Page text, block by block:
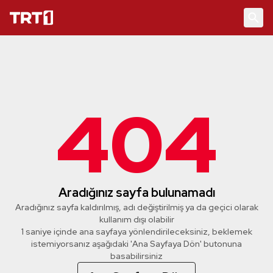
404
Aradığınız sayfa bulunamadı
Aradığınız sayfa kaldırılmış, adı değiştirilmiş ya da geçici olarak
kullanım dışı olabilir
1 saniye içinde ana sayfaya yönlendirileceksiniz, beklemek
istemiyorsanız aşağıdaki 'Ana Sayfaya Dön' butonuna
basabilirsiniz